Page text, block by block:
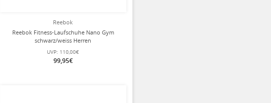
Reebok
Reebok Fitness-Laufschuhe Nano Gym
schwarz/weiss Herren
UVP: 110,00€
99,95€